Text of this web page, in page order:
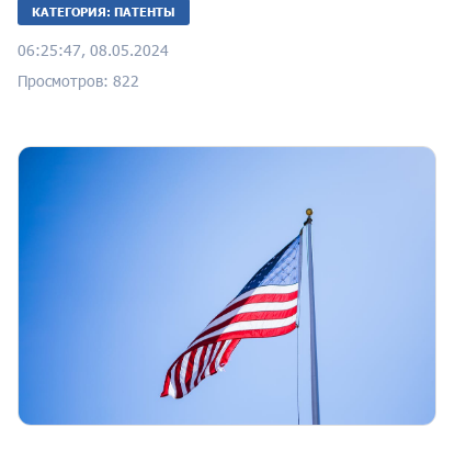
КАТЕГОРИЯ: ПАТЕНТЫ
06:25:47, 08.05.2024
Просмотров: 822